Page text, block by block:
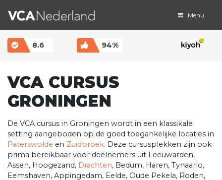
MAIN NAVIGATION Menu
8.6 94%
VCA CURSUS
GRONINGEN
De VCA cursus in Groningen wordt in een klassikale
setting aangeboden op de goed toegankelijke locaties in
Paterswolde en Zuidbroek. Deze cursusplekken zijn ook
prima bereikbaar voor deelnemers uit Leeuwarden,
Assen, Hoogezand, Drachten, Bedum, Haren, Tynaarlo,
Eemshaven, Appingedam, Eelde, Oude Pekela, Roden,